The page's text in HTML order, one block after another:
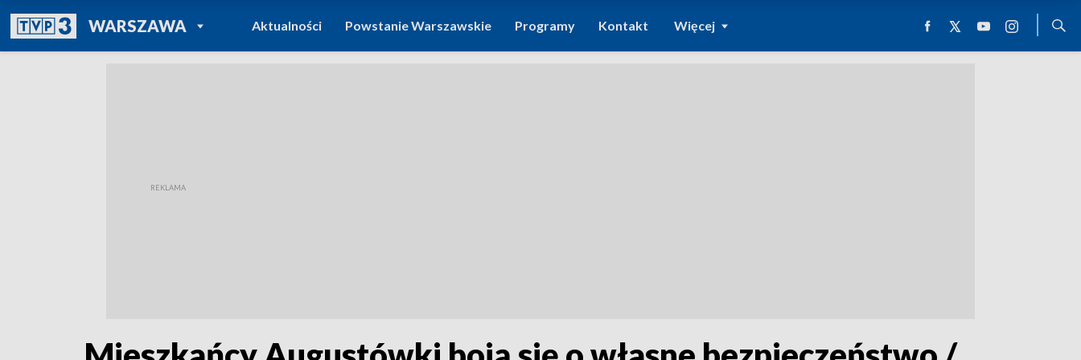
WARSZAWAPOWRÓT DO
TVP REGIONY
Aktualności Powstanie Warszawskie Programy Kontakt Więcej